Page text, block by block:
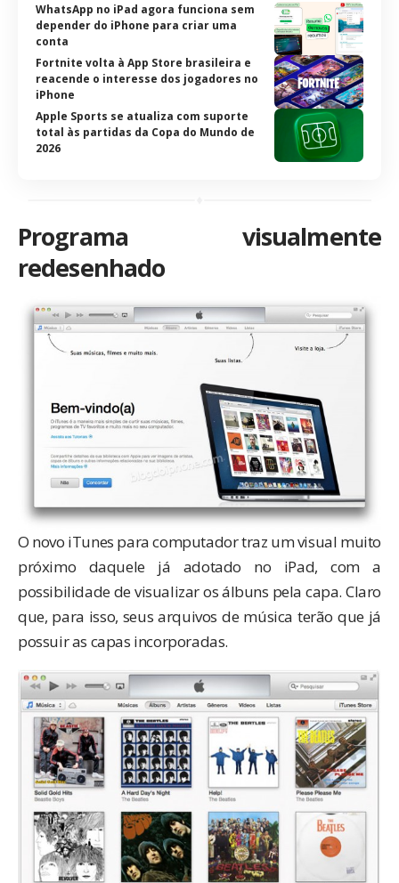
WhatsApp no iPad agora funciona sem
depender do iPhone para criar uma
conta
Fortnite volta à App Store brasileira e
reacende o interesse dos jogadores no
iPhone
Apple Sports se atualiza com suporte
total às partidas da Copa do Mundo de
2026
Programa visualmente
redesenhado
O novo iTunes para computador traz um visual muito
próximo daquele já adotado no iPad, com a
possibilidade de visualizar os álbuns pela capa. Claro
que, para isso, seus arquivos de música terão que já
possuir as capas incorporadas.